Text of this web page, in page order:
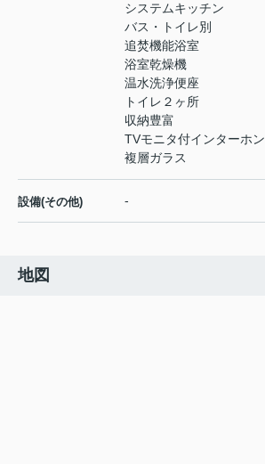
システムキッチン
バス・トイレ別
追焚機能浴室
浴室乾燥機
温水洗浄便座
トイレ２ヶ所
収納豊富
TVモニタ付インターホン
複層ガラス
設備(その他) -
地図